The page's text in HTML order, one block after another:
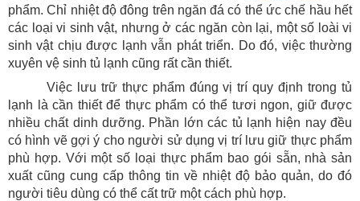
phẩm. Chỉ nhiệt độ đông trên ngăn đá có thể ức chế hầu hết
các loại vi sinh vật, nhưng ở các ngăn còn lại, một số loài vi
sinh vật chịu được lạnh vẫn phát triển. Do đó, việc thường
xuyên vệ sinh tủ lạnh cũng rất cần thiết.
Việc lưu trữ thực phẩm đúng vị trí quy định trong tủ
lạnh là cần thiết để thực phẩm có thể tươi ngon, giữ được
nhiều chất dinh dưỡng. Phần lớn các tủ lạnh hiện nay đều
có hình vẽ gợi ý cho người sử dụng vị trí lưu giữ thực phẩm
phù hợp. Với một số loại thực phẩm bao gói sẵn, nhà sản
xuất cũng cung cấp thông tin về nhiệt độ bảo quản, do đó
người tiêu dùng có thể cất trữ một cách phù hợp.